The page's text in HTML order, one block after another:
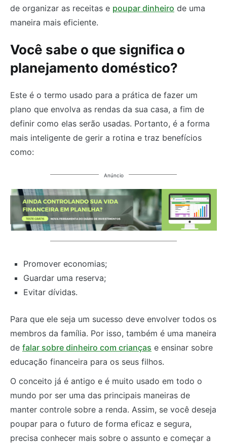
de organizar as receitas e poupar dinheiro de uma
maneira mais eficiente.
Você sabe o que significa o
planejamento doméstico?
Este é o termo usado para a prática de fazer um
plano que envolva as rendas da sua casa, a fim de
definir como elas serão usadas. Portanto, é a forma
mais inteligente de gerir a rotina e traz benefícios
como:
Anúncio
Promover economias;
Guardar uma reserva;
Evitar dívidas.
Para que ele seja um sucesso deve envolver todos os
membros da família. Por isso, também é uma maneira
de falar sobre dinheiro com crianças e ensinar sobre
educação financeira para os seus filhos.
O conceito já é antigo e é muito usado em todo o
mundo por ser uma das principais maneiras de
manter controle sobre a renda. Assim, se você deseja
poupar para o futuro de forma eficaz e segura,
precisa conhecer mais sobre o assunto e começar a